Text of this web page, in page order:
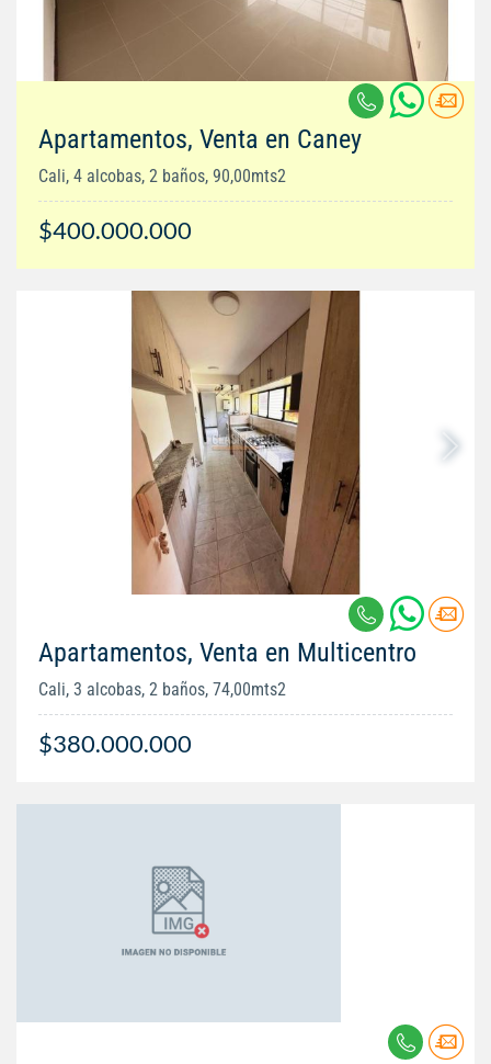
Apartamentos, Venta en Caney
Cali, 4 alcobas, 2 baños, 90,00mts2
$400.000.000
Apartamentos, Venta en Multicentro
Cali, 3 alcobas, 2 baños, 74,00mts2
$380.000.000